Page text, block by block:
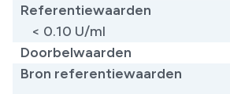
Referentiewaarden
< 0.10 U/ml
Doorbelwaarden
Bron referentiewaarden